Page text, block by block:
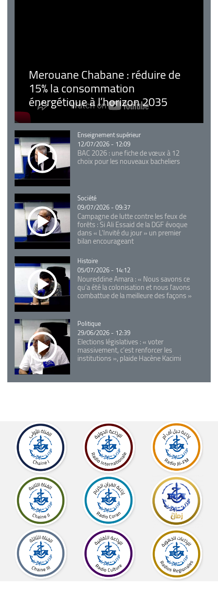
Merouane Chabane : réduire de
15% la consommation
énergétique à l’horizon 2035
Catégorie
Enseignement supérieur
12/07/2026 - 12:09
BAC 2026 : une fiche de vœux à 12
choix pour les nouveaux bacheliers
Catégorie
Société
09/07/2026 - 09:37
Campagne de lutte contre les feux de
forêts : Si Ali Essaid de la DGF évoque
dans « L'Invité du jour » un premier
bilan encourageant
Catégorie
Histoire
05/07/2026 - 14:12
Noureddine Amara : « Nous savons ce
qu’a été la colonisation et nous l’avons
combattue de la meilleure des façons »
Catégorie
Politique
29/06/2026 - 12:39
Elections législatives : « voter
massivement, c'est renforcer les
institutions », plaide Hacène Kacimi